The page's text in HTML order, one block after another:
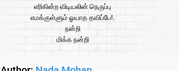
எரிகின்ற விடியலின் நெருப்பு
எமக்குள்ளும் ஓயாத தவிப்பே!.
நன்றி
மிக்க நன்றி